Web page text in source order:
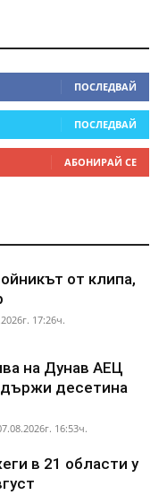
ПОСЛЕДВАЙ
ПОСЛЕДВАЙ
АБОНИРАЙ СЕ
от клипа,
17:26ч.
на Дунав АЕЦ
десетина
16:53ч.
в 21 области у